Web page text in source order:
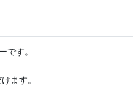
です。
ます。